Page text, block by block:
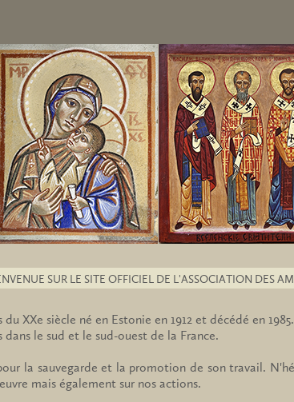
SUR LE SITE OFFICIEL DE L'ASSOCIATION DES
XXe siècle né en Estonie en 1912 et décédé en
le sud et le sud-ouest de la France.
la sauvegarde et la promotion de son travail.
mais également sur nos actions.